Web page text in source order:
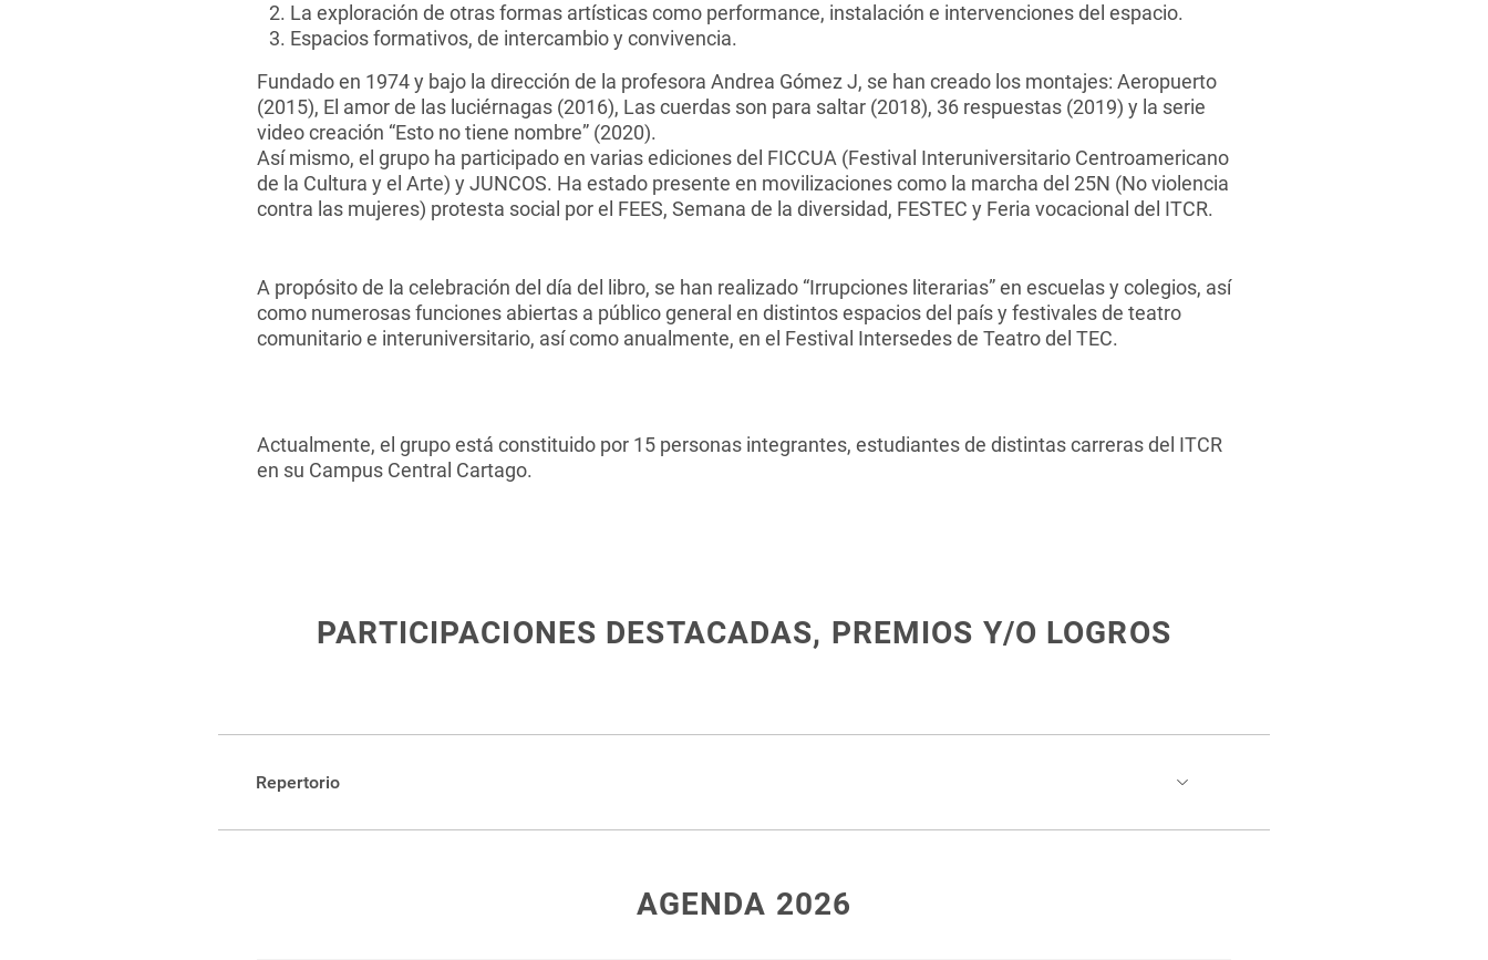
La exploración de otras formas artísticas como performance, instalación e intervenciones del espacio.
Espacios formativos, de intercambio y convivencia.
Fundado en 1974 y bajo la dirección de la profesora Andrea Gómez J, se han creado los montajes: Aeropuerto
(2015), El amor de las luciérnagas (2016), Las cuerdas son para saltar (2018), 36 respuestas (2019) y la serie
video creación “Esto no tiene nombre” (2020).
Así mismo, el grupo ha participado en varias ediciones del FICCUA (Festival Interuniversitario Centroamericano
de la Cultura y el Arte) y JUNCOS. Ha estado presente en movilizaciones como la marcha del 25N (No violencia
contra las mujeres) protesta social por el FEES, Semana de la diversidad, FESTEC y Feria vocacional del ITCR.
A propósito de la celebración del día del libro, se han realizado “Irrupciones literarias” en escuelas y colegios, así
como numerosas funciones abiertas a público general en distintos espacios del país y festivales de teatro
comunitario e interuniversitario, así como anualmente, en el Festival Intersedes de Teatro del TEC.
Actualmente, el grupo está constituido por 15 personas integrantes, estudiantes de distintas carreras del ITCR
en su Campus Central Cartago.
PARTICIPACIONES DESTACADAS, PREMIOS Y/O LOGROS
Repertorio
AGENDA 2026